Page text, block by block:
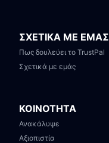
ΣΧΕΤΙΚΑ ΜΕ ΕΜΑΣ
Πως δουλεύει το TrustPal
Σχετικά με εμάς
ΚΟΙΝΟΤΗΤΑ
Ανακάλυψε
Αξιοπιστία